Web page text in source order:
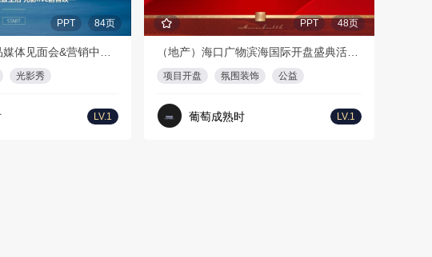
PPT 84页
光影秀
LV.1
PPT 48页
项目开盘 氛围装饰 公益
葡萄成熟时 LV.1